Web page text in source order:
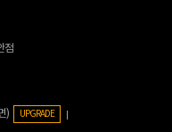
점
) UPGRADE